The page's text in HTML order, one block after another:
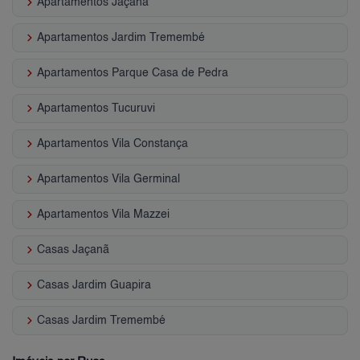
Apartamentos Jaçanã
keyboard_arrow_right Apartamentos Jardim Tremembé
keyboard_arrow_right Apartamentos Parque Casa de Pedra
keyboard_arrow_right Apartamentos Tucuruvi
keyboard_arrow_right Apartamentos Vila Constança
keyboard_arrow_right Apartamentos Vila Germinal
keyboard_arrow_right Apartamentos Vila Mazzei
keyboard_arrow_right Casas Jaçanã
keyboard_arrow_right Casas Jardim Guapira
keyboard_arrow_right Casas Jardim Tremembé